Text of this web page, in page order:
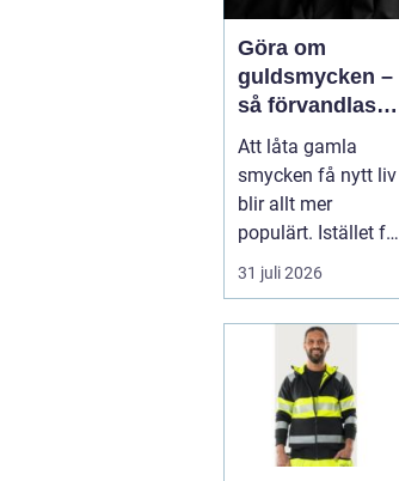
Göra om
guldsmycken –
så förvandlas
minnen till nya
favoriter
Att låta gamla
smycken få nytt liv
blir allt mer
populärt. Istället för
a...
31 juli 2026